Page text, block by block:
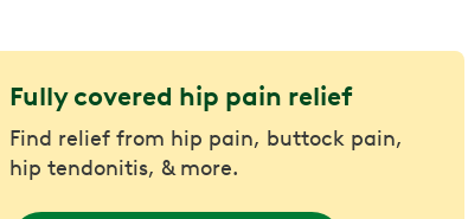
Fully covered hip pain relief
Find relief from hip pain, buttock pain,
hip tendonitis, & more.